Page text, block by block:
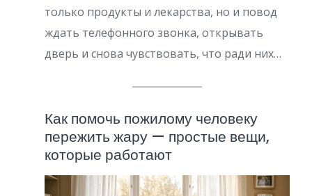
только продукты и лекарства, но и повод
ждать телефонного звонка, открывать
дверь и снова чувствовать, что ради них…
Как помочь пожилому человеку
пережить жару — простые вещи,
которые работают